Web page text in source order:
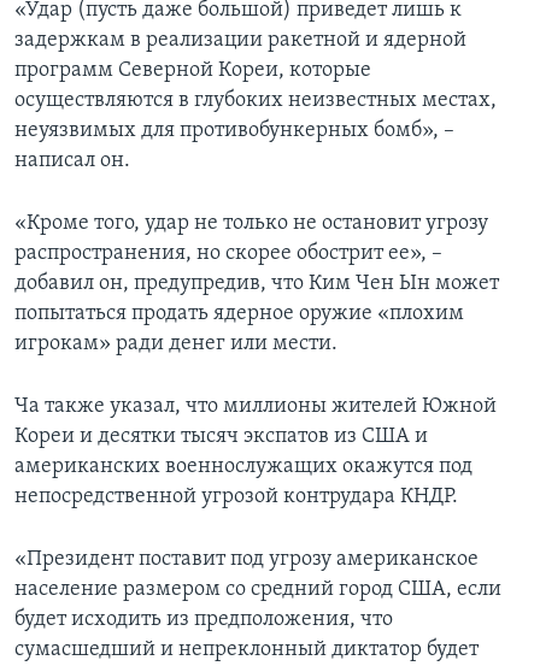
«Удар (пусть даже большой) приведет лишь к
задержкам в реализации ракетной и ядерной
программ Северной Кореи, которые
осуществляются в глубоких неизвестных местах,
неуязвимых для противобункерных бомб», –
написал он.
«Кроме того, удар не только не остановит угрозу
распространения, но скорее обострит ее», –
добавил он, предупредив, что Ким Чен Ын может
попытаться продать ядерное оружие «плохим
игрокам» ради денег или мести.
Ча также указал, что миллионы жителей Южной
Кореи и десятки тысяч экспатов из США и
американских военнослужащих окажутся под
непосредственной угрозой контрудара КНДР.
«Президент поставит под угрозу американское
население размером со средний город США, если
будет исходить из предположения, что
сумасшедший и непреклонный диктатор будет